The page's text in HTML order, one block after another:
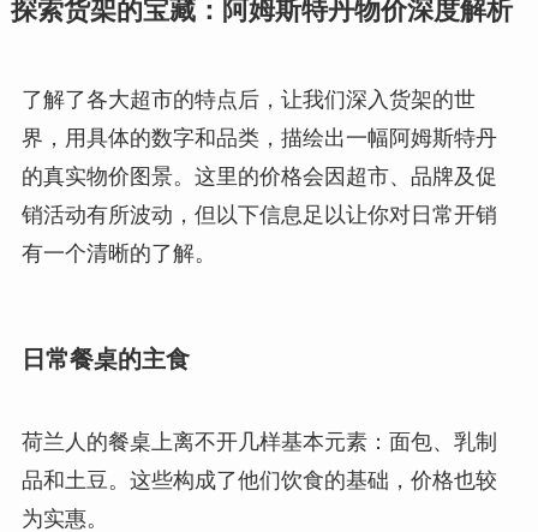
探索货架的宝藏：阿姆斯特丹物价深度解析
了解了各大超市的特点后，让我们深入货架的世
界，用具体的数字和品类，描绘出一幅阿姆斯特丹
的真实物价图景。这里的价格会因超市、品牌及促
销活动有所波动，但以下信息足以让你对日常开销
有一个清晰的了解。
日常餐桌的主食
荷兰人的餐桌上离不开几样基本元素：面包、乳制
品和土豆。这些构成了他们饮食的基础，价格也较
为实惠。